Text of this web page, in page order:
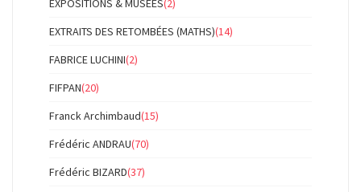
EXPOSITIONS & MUSEES(2)
EXTRAITS DES RETOMBÉES (MATHS)(14)
FABRICE LUCHINI(2)
FIFPAN(20)
Franck Archimbaud(15)
Frédéric ANDRAU(70)
Frédéric BIZARD(37)